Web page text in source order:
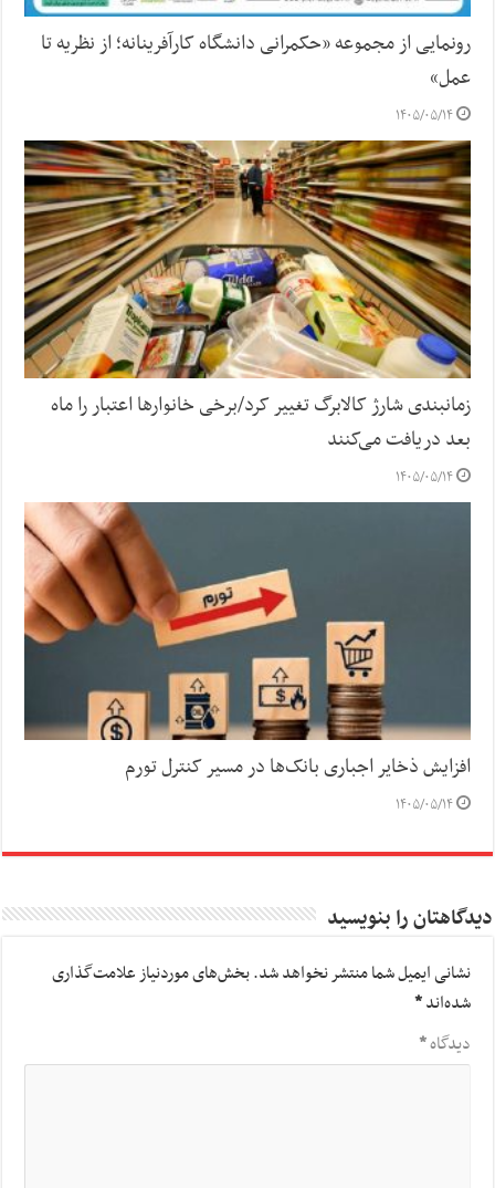
رونمایی از مجموعه «حکمرانی دانشگاه کارآفرینانه؛ از نظریه تا
عمل»
۱۴۰۵/۰۵/۱۴
زمانبندی شارژ کالابرگ تغییر کرد/برخی خانوارها اعتبار را ماه
بعد دریافت می‌کنند
۱۴۰۵/۰۵/۱۴
افزایش ذخایر اجباری بانک‌ها در مسیر کنترل تورم
۱۴۰۵/۰۵/۱۴
دیدگاهتان را بنویسید
نشانی ایمیل شما منتشر نخواهد شد.بخش‌های موردنیاز علامت‌گذاری
شده‌اند*
دیدگاه*